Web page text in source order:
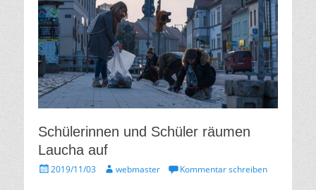
Schülerinnen und Schüler räumen
Laucha auf
Gepostet
2019/11/03 Autorwebmaster Kommentar schreiben